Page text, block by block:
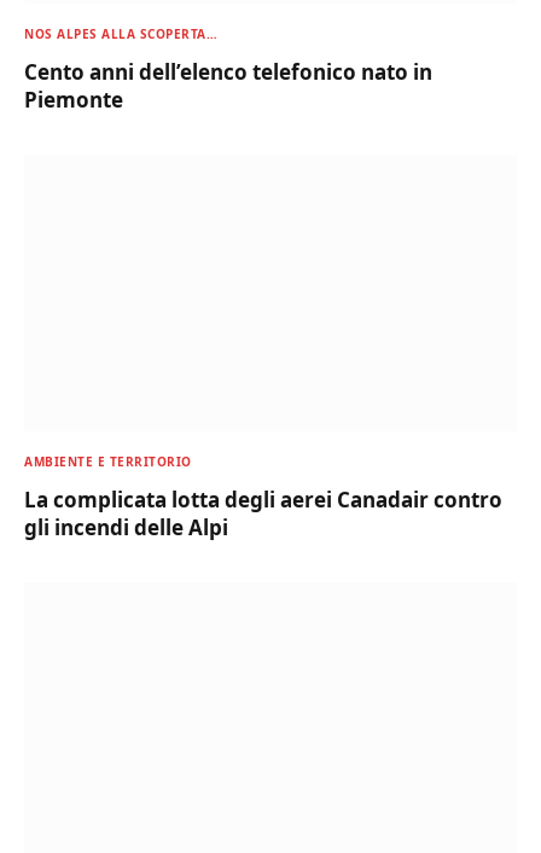
NOS ALPES ALLA SCOPERTA…
Cento anni dell’elenco telefonico nato in
Piemonte
AMBIENTE E TERRITORIO
La complicata lotta degli aerei Canadair contro
gli incendi delle Alpi